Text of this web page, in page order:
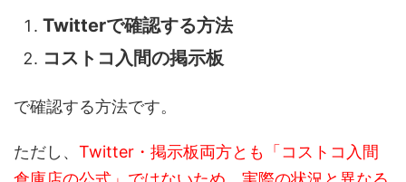
Twitterで確認する方法
コストコ入間の掲示板
で確認する方法です。
ただし、 Twitter・掲示板両方とも「コストコ入間